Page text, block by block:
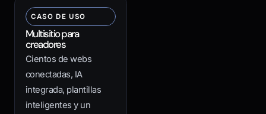
CASO DE USO
Multisitio para
creadores
Cientos de webs
conectadas, IA
integrada, plantillas
inteligentes y un